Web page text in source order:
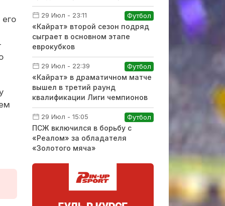
29 Июл - 23:11 Футбол
«Кайрат» второй сезон подряд
сыграет в основном этапе
еврокубков
29 Июл - 22:39 Футбол
«Кайрат» в драматичном матче
вышел в третий раунд
квалификации Лиги чемпионов
29 Июл - 15:05 Футбол
ПСЖ включился в борьбу с
«Реалом» за обладателя
«Золотого мяча»